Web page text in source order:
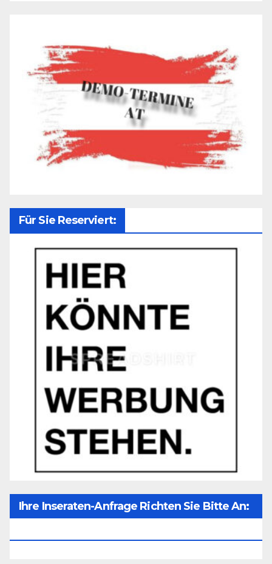
Für Sie Reserviert:
Ihre Inseraten-Anfrage Richten Sie Bitte An: